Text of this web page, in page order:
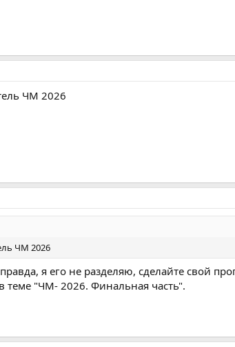
ЧМ 2026
ЧМ 2026
я его не разделяю, сделайте свой
теме "ЧМ- 2026. Финальная часть".